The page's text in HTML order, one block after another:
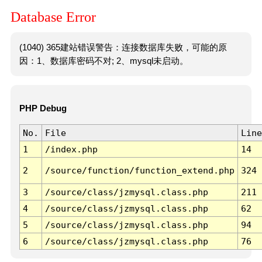
Database Error
(1040) 365建站错误警告：连接数据库失败，可能的原
因：1、数据库密码不对; 2、mysql未启动。
PHP Debug
No. File
Line
1
/index.php 14
2 /source/function/function_extend.php 324
3 /source/class/jzmysql.class.php
211
4
/source/class/jzmysql.class.php
62
5
/source/class/jzmysql.class.php
94
6
/source/class/jzmysql.class.php 76